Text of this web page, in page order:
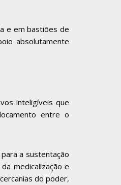
e em bastiões de
absolutamente
inteligíveis que
entre o
a sustentação
medicalização e
do poder,